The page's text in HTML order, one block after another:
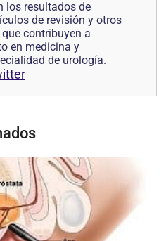
los resultados de
de revisión y otros
contribuyen a
en medicina y
de urología.